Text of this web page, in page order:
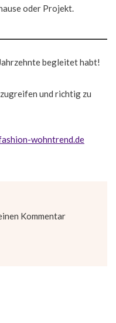
oder Projekt.
begleitet habt!
und richtig zu
wohntrend.de
Kommentar